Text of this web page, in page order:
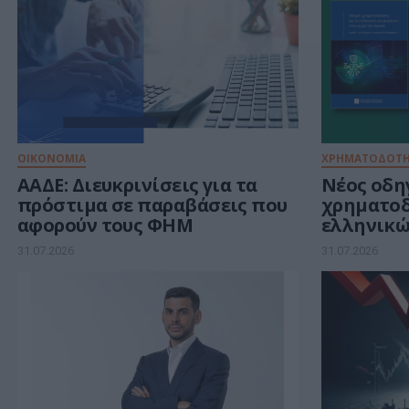
ΟΙΚΟΝΟΜΙΑ
ΑΑΔΕ: Διευκρινίσεις για τα
πρόστιμα σε παραβάσεις που
αφορούν τους ΦΗΜ
31.07.2026
Νέος
στον
31.07.2026